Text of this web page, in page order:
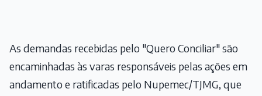
As demandas recebidas pelo "Quero Conciliar" são
encaminhadas às varas responsáveis pelas ações em
andamento e ratificadas pelo Nupemec/TJMG, que